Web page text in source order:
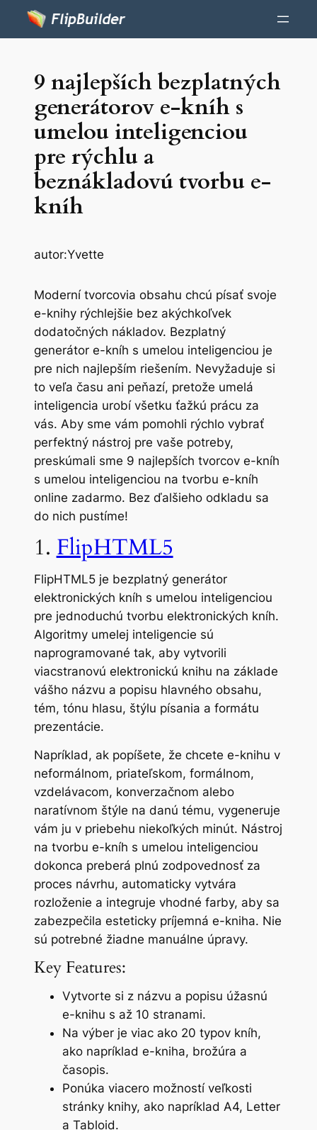
9 najlepších bezplatných
generátorov e-kníh s
umelou inteligenciou
pre rýchlu a
beznákladovú tvorbu e-
kníh
autor:Yvette
Moderní tvorcovia obsahu chcú písať svoje
e-knihy rýchlejšie bez akýchkoľvek
dodatočných nákladov. Bezplatný
generátor e-kníh s umelou inteligenciou je
pre nich najlepším riešením. Nevyžaduje si
to veľa času ani peňazí, pretože umelá
inteligencia urobí všetku ťažkú prácu za
vás. Aby sme vám pomohli rýchlo vybrať
perfektný nástroj pre vaše potreby,
preskúmali sme 9 najlepších tvorcov e-kníh
s umelou inteligenciou na tvorbu e-kníh
online zadarmo. Bez ďalšieho odkladu sa
do nich pustíme!
1. FlipHTML5
FlipHTML5 je bezplatný generátor
elektronických kníh s umelou inteligenciou
pre jednoduchú tvorbu elektronických kníh.
Algoritmy umelej inteligencie sú
naprogramované tak, aby vytvorili
viacstranovú elektronickú knihu na základe
vášho názvu a popisu hlavného obsahu,
tém, tónu hlasu, štýlu písania a formátu
prezentácie.
Napríklad, ak popíšete, že chcete e-knihu v
neformálnom, priateľskom, formálnom,
vzdelávacom, konverzačnom alebo
naratívnom štýle na danú tému, vygeneruje
vám ju v priebehu niekoľkých minút. Nástroj
na tvorbu e-kníh s umelou inteligenciou
dokonca preberá plnú zodpovednosť za
proces návrhu, automaticky vytvára
rozloženie a integruje vhodné farby, aby sa
zabezpečila esteticky príjemná e-kniha. Nie
sú potrebné žiadne manuálne úpravy.
Key Features:
Vytvorte si z názvu a popisu úžasnú
e-knihu s až 10 stranami.
Na výber je viac ako 20 typov kníh,
ako napríklad e-kniha, brožúra a
časopis.
Ponúka viacero možností veľkosti
stránky knihy, ako napríklad A4, Letter
a Tabloid.